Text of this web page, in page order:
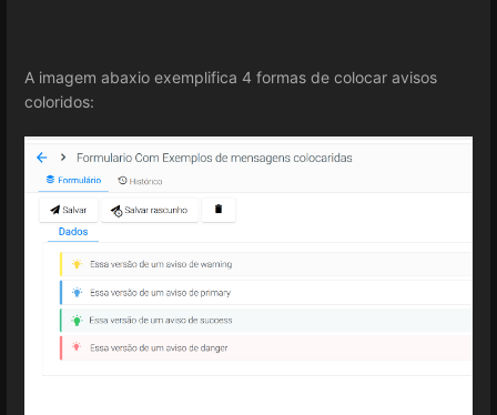
A imagem abaxio exemplifica 4 formas de colocar avisos
coloridos: